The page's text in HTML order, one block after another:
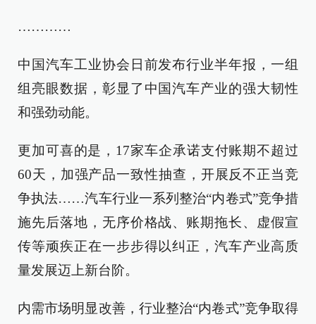
…………
中国汽车工业协会日前发布行业半年报，一组
组亮眼数据，彰显了中国汽车产业的强大韧性
和强劲动能。
更加可喜的是，17家车企承诺支付账期不超过
60天，加强产品一致性抽查，开展反不正当竞
争执法……汽车行业一系列整治“内卷式”竞争措
施先后落地，无序价格战、账期拖长、虚假宣
传等顽疾正在一步步得以纠正，汽车产业高质
量发展迈上新台阶。
内需市场明显改善，行业整治“内卷式”竞争取得